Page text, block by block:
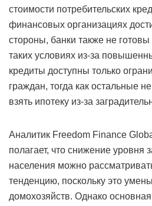
стоимости потребительских
финансовых организациях
стороны, банки также не
таких условиях из-за
кредиты доступны только
граждан, тогда как остальные
взять ипотеку из-за
Аналитик Freedom Finance
полагает, что снижение уровня
населения можно
тенденцию, поскольку это
домохозяйств. Однако